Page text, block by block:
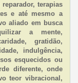
terapias
e até mesmo a
aliado em busca
a mente,
gratidão,
indulgência,
esquecidos ou
diferente, onde
teor vibracional,